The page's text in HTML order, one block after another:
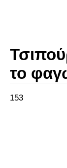
το
153